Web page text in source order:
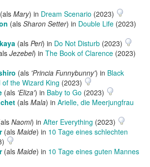
(als Mary) in Dream Scenario (2023)
(als Sharon Setter) in Double Life (2023)
(als Peri) in Do Not Disturb (2023)
Jezebel) in The Book of Clarence (2023)
(als 'Princia Funnybunny') in Black
the Wizard King (2023)
(als 'Eliza') in Baby to Go (2023)
(als Mala) in Arielle, die Meerjungfrau
Naomi) in After Everything (2023)
(als Maide) in 10 Tage eines schlechten
(als Maide) in 10 Tage eines guten Mannes